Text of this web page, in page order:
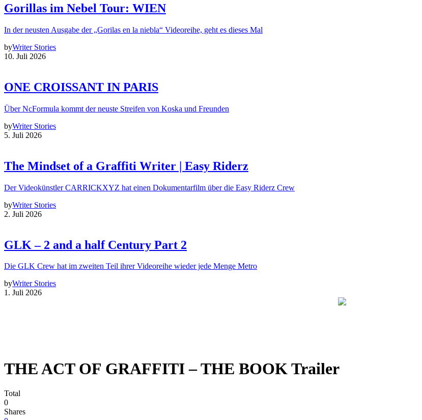
Gorillas im Nebel Tour: WIEN
In der neusten Ausgabe der „Gorilas en la niebla“ Videoreihe, geht es dieses Mal
byWriter Stories
10. Juli 2026
ONE CROISSANT IN PARIS
Über NcFormula kommt der neuste Streifen von Koska und Freunden
byWriter Stories
5. Juli 2026
The Mindset of a Graffiti Writer | Easy Riderz
Der Videokünstler CARRICKXYZ hat einen Dokumentarfilm über die Easy Riderz Crew
byWriter Stories
2. Juli 2026
GLK – 2 and a half Century Part 2
Die GLK Crew hat im zweiten Teil ihrer Videoreihe wieder jede Menge Metro
byWriter Stories
1. Juli 2026
THE ACT OF GRAFFITI – THE BOOK Trailer
Total
0
Shares